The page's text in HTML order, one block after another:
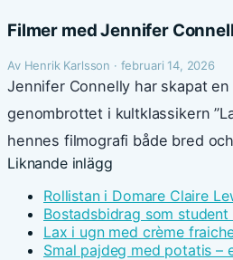
Filmer med Jennifer
Av Henrik Karlsson · februari 14, 2026
Jennifer Connelly har skapat
genombrottet i kultklassikern
hennes filmografi både bred
Liknande inlägg
Rollistan i Domare Claire
Bostadsbidrag som
Lax i ugn med crème
Smal pajdeg med potatis –